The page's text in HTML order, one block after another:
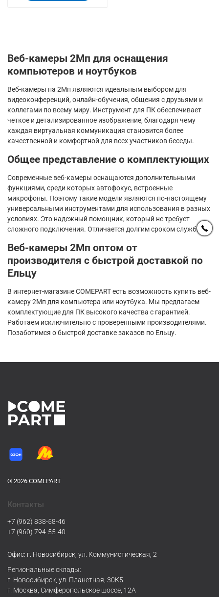
Веб-камеры 2Мп для оснащения
компьютеров и ноутбуков
Веб-камеры на 2Мп являются идеальным выбором для
видеоконференций, онлайн-обучения, общения с друзьями и
коллегами по всему миру. Инструмент для ПК обеспечивает
четкое и детализированное изображение, благодаря чему
каждая виртуальная коммуникация становится более
качественной и комфортной для всех участников беседы.
Общее представление о комплектующих
Современные веб-камеры оснащаются дополнительными
функциями, среди которых автофокус, встроенные
микрофоны. Поэтому такие модели являются по-настоящему
универсальными инструментами для использования в разных
условиях. Это надежный помощник, который не требует
сложного подключения. Отличается долгим сроком службы.
Веб-камеры 2Мп оптом от
производителя с быстрой доставкой по
Ельцу
В интернет-магазине COMEPART есть возможность купить веб-
камеру 2Мп для компьютера или ноутбука. Мы предлагаем
комплектующие для ПК высокого качества с гарантией.
Работаем исключительно с проверенными производителями.
Позаботимся о быстрой доставке заказов по Ельцу.
© 2026 COMEPART
Контакты
+7 (962) 838-58-46
+7 (960) 794-55-40
Офис: г. Новосибирск, ул. Коммунистическая, 2
Региональные склады:
г. Новосибирск, ул. Планетная, 30К5
г. Москва, Симферопольское шоссе, 12А